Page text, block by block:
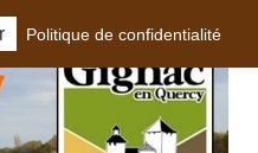
Politique de confidentialité